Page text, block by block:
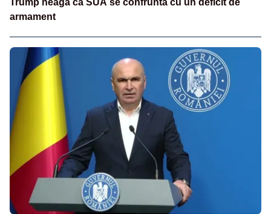
Trump neagă că SUA se confruntă cu un deficit de
armament